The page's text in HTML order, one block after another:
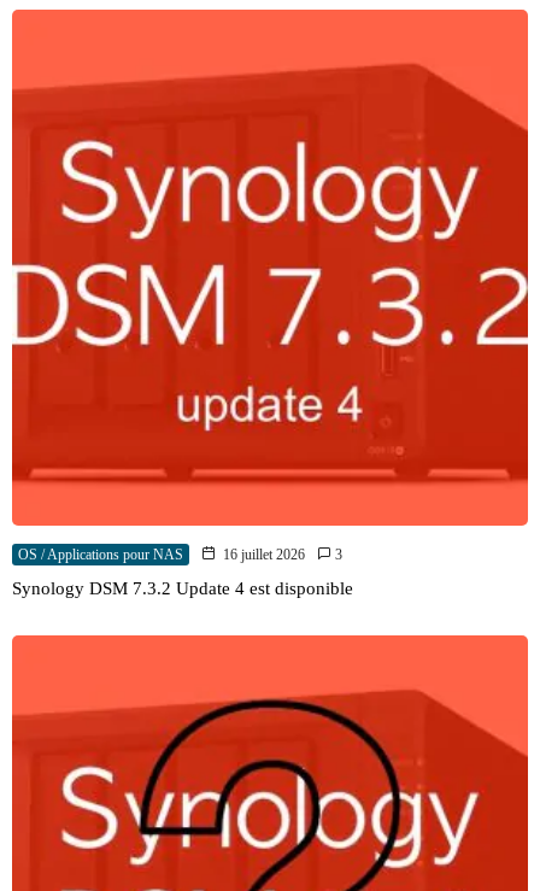
OS / Applications pour NAS 16 juillet 2026 3
Synology DSM 7.3.2 Update 4 est disponible